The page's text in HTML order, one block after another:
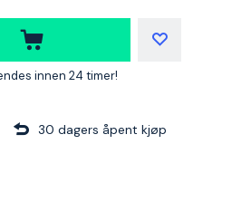
innen 24 timer!
30 dagers åpent kjøp